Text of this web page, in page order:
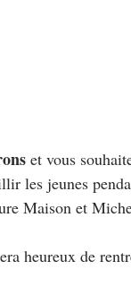
et vous
les jeunes
Maison et
heureux de